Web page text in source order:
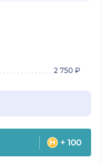
2 750 ₽
+ 100